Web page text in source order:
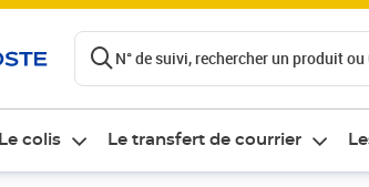
N° de suivi, rechercher un produit
Le colis Le transfert de courrier